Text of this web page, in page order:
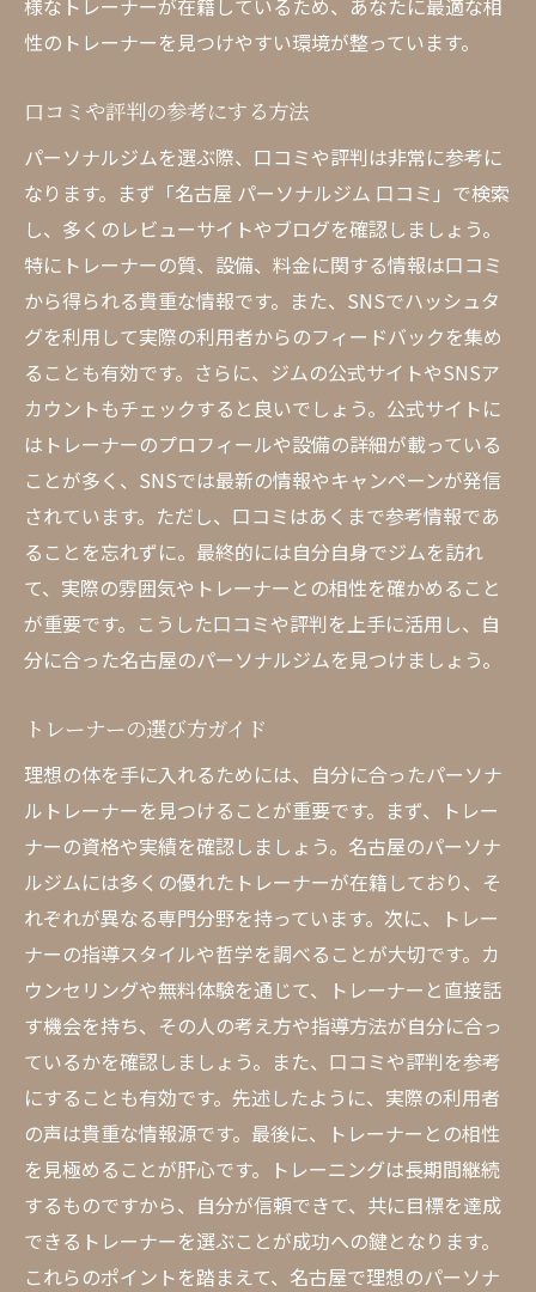
様なトレーナーが在籍しているため、あなたに最適な相
性のトレーナーを見つけやすい環境が整っています。
口コミや評判の参考にする方法
パーソナルジムを選ぶ際、口コミや評判は非常に参考に
なります。まず「名古屋 パーソナルジム 口コミ」で検索
し、多くのレビューサイトやブログを確認しましょう。
特にトレーナーの質、設備、料金に関する情報は口コミ
から得られる貴重な情報です。また、SNSでハッシュタ
グを利用して実際の利用者からのフィードバックを集め
ることも有効です。さらに、ジムの公式サイトやSNSア
カウントもチェックすると良いでしょう。公式サイトに
はトレーナーのプロフィールや設備の詳細が載っている
ことが多く、SNSでは最新の情報やキャンペーンが発信
されています。ただし、口コミはあくまで参考情報であ
ることを忘れずに。最終的には自分自身でジムを訪れ
て、実際の雰囲気やトレーナーとの相性を確かめること
が重要です。こうした口コミや評判を上手に活用し、自
分に合った名古屋のパーソナルジムを見つけましょう。
トレーナーの選び方ガイド
理想の体を手に入れるためには、自分に合ったパーソナ
ルトレーナーを見つけることが重要です。まず、トレー
ナーの資格や実績を確認しましょう。名古屋のパーソナ
ルジムには多くの優れたトレーナーが在籍しており、そ
れぞれが異なる専門分野を持っています。次に、トレー
ナーの指導スタイルや哲学を調べることが大切です。カ
ウンセリングや無料体験を通じて、トレーナーと直接話
す機会を持ち、その人の考え方や指導方法が自分に合っ
ているかを確認しましょう。また、口コミや評判を参考
にすることも有効です。先述したように、実際の利用者
の声は貴重な情報源です。最後に、トレーナーとの相性
を見極めることが肝心です。トレーニングは長期間継続
するものですから、自分が信頼できて、共に目標を達成
できるトレーナーを選ぶことが成功への鍵となります。
これらのポイントを踏まえて、名古屋で理想のパーソナ